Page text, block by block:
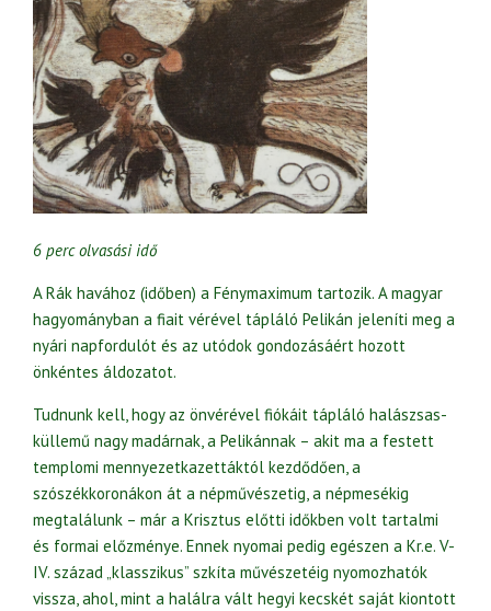
6 perc olvasási idő
A Rák havához (időben) a Fénymaximum tartozik. A magyar
hagyományban a fiait vérével tápláló Pelikán jeleníti meg a
nyári napfordulót és az utódok gondozásáért hozott
önkéntes áldozatot.
Tudnunk kell, hogy az önvérével fiókáit tápláló halászsas-
küllemű nagy madárnak, a Pelikánnak – akit ma a festett
templomi mennyezetkazettáktól kezdődően, a
szószékkoronákon át a népművészetig, a népmesékig
megtalálunk – már a Krisztus előtti időkben volt tartalmi
és formai előzménye. Ennek nyomai pedig egészen a Kr.e. V-
IV. század „klasszikus” szkíta művészetéig nyomozhatók
vissza, ahol, mint a halálra vált hegyi kecskét saját kiontott